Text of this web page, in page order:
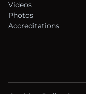
Videos
Photos
Accreditations